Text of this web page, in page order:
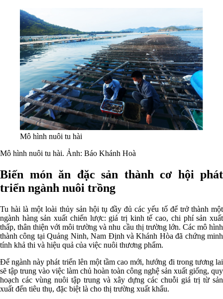
Mô hình nuôi tu hài
Mô hình nuôi tu hài. Ảnh: Báo Khánh Hoà
Biến món ăn đặc sản thành cơ hội phát
triển ngành nuôi trồng
Tu hài là một loài thủy sản hội tụ đầy đủ các yếu tố để trở thành một
ngành hàng sản xuất chiến lược: giá trị kinh tế cao, chi phí sản xuất
thấp, thân thiện với môi trường và nhu cầu thị trường lớn. Các mô hình
thành công tại Quảng Ninh, Nam Định và Khánh Hòa đã chứng minh
tính khả thi và hiệu quả của việc nuôi thương phẩm.
Để ngành này phát triển lên một tầm cao mới, hướng đi trong tương lai
sẽ tập trung vào việc làm chủ hoàn toàn công nghệ sản xuất giống, quy
hoạch các vùng nuôi tập trung và xây dựng các chuỗi giá trị từ sản
xuất đến tiêu thụ, đặc biệt là cho thị trường xuất khẩu.